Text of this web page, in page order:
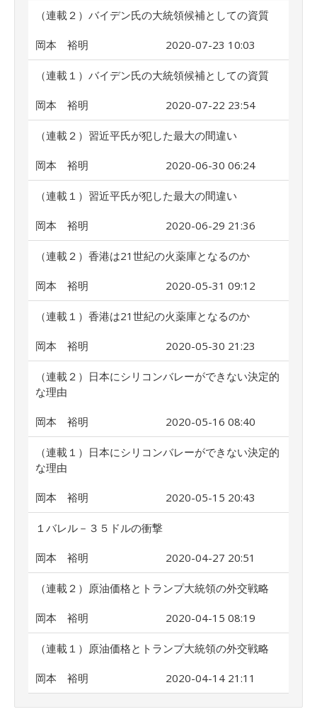
（連載２）バイデン氏の大統領候補としての資質
岡本 裕明 2020-07-23 10:03
（連載１）バイデン氏の大統領候補としての資質
岡本 裕明 2020-07-22 23:54
（連載２）習近平氏が犯した最大の間違い
岡本 裕明 2020-06-30 06:24
（連載１）習近平氏が犯した最大の間違い
岡本 裕明 2020-06-29 21:36
（連載２）香港は21世紀の火薬庫となるのか
岡本 裕明 2020-05-31 09:12
（連載１）香港は21世紀の火薬庫となるのか
岡本 裕明 2020-05-30 21:23
（連載２）日本にシリコンバレーができない決定的
な理由
岡本 裕明 2020-05-16 08:40
（連載１）日本にシリコンバレーができない決定的
な理由
岡本 裕明 2020-05-15 20:43
１バレル－３５ドルの衝撃
岡本 裕明 2020-04-27 20:51
（連載２）原油価格とトランプ大統領の外交戦略
岡本 裕明 2020-04-15 08:19
（連載１）原油価格とトランプ大統領の外交戦略
岡本 裕明 2020-04-14 21:11